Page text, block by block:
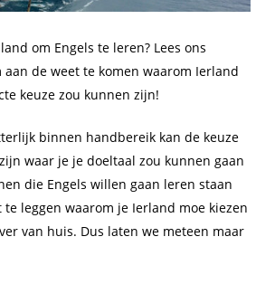
om Engels te leren? Lees ons
aan de weet te komen waarom Ierland
keuze zou kunnen zijn!
binnen handbereik kan de keuze
waar je je doeltaal zou kunnen gaan
die Engels willen gaan leren staan
leggen waarom je Ierland moe kiezen
van huis. Dus laten we meteen maar